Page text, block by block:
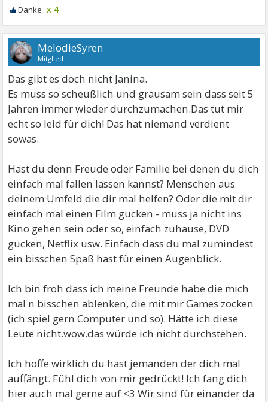
x 4
MelodieSyren
Mitglied
Das gibt es doch nicht Janina.
Es muss so scheußlich und grausam sein dass seit 5
Jahren immer wieder durchzumachen.Das tut mir
echt so leid für dich! Das hat niemand verdient
sowas.
Hast du denn Freude oder Familie bei denen du dich
einfach mal fallen lassen kannst? Menschen aus
deinem Umfeld die dir mal helfen? Oder die mit dir
einfach mal einen Film gucken - muss ja nicht ins
Kino gehen sein oder so, einfach zuhause, DVD
gucken, Netflix usw. Einfach dass du mal zumindest
ein bisschen Spaß hast für einen Augenblick.
Ich bin froh dass ich meine Freunde habe die mich
mal n bisschen ablenken, die mit mir Games zocken
(ich spiel gern Computer und so). Hätte ich diese
Leute nicht.wow.das würde ich nicht durchstehen.
Ich hoffe wirklich du hast jemanden der dich mal
auffängt. Fühl dich von mir gedrückt! Ich fang dich
hier auch mal gerne auf <3 Wir sind für einander da